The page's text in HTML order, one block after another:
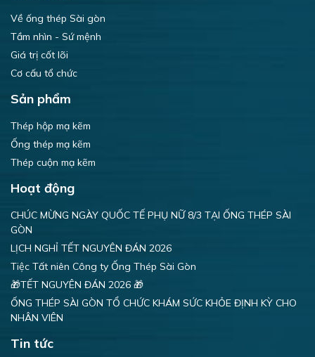
Về ống thép Sài gòn
Tầm nhìn - Sứ mệnh
Giá trị cốt lõi
Cơ cấu tổ chức
Sản phẩm
Thép hộp mạ kẽm
Ống thép mạ kẽm
Thép cuộn mạ kẽm
Hoạt động
CHÚC MỪNG NGÀY QUỐC TẾ PHỤ NỮ 8/3 TẠI ỐNG THÉP SÀI
GÒN
LỊCH NGHỈ TẾT NGUYÊN ĐÁN 2026
Tiệc Tất niên Công ty Ống Thép Sài Gòn
🎁TẾT NGUYÊN ĐÁN 2026 🎁
ỐNG THÉP SÀI GÒN TỔ CHỨC KHÁM SỨC KHỎE ĐỊNH KỲ CHO
NHÂN VIÊN
Tin tức